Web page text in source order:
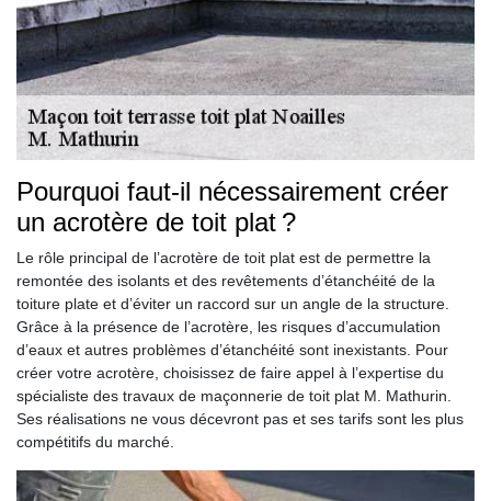
Pourquoi faut-il nécessairement créer
un acrotère de toit plat ?
Le rôle principal de l’acrotère de toit plat est de permettre la
remontée des isolants et des revêtements d’étanchéité de la
toiture plate et d’éviter un raccord sur un angle de la structure.
Grâce à la présence de l’acrotère, les risques d’accumulation
d’eaux et autres problèmes d’étanchéité sont inexistants. Pour
créer votre acrotère, choisissez de faire appel à l’expertise du
spécialiste des travaux de maçonnerie de toit plat M. Mathurin.
Ses réalisations ne vous décevront pas et ses tarifs sont les plus
compétitifs du marché.